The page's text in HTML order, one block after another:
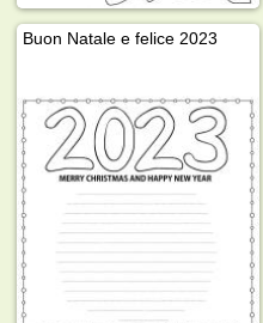
Buon Natale e felice 2023